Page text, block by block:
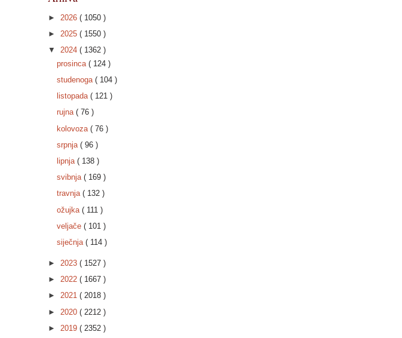
► 2026 ( 1050 )
► 2025 ( 1550 )
▼ 2024 ( 1362 )
prosinca ( 124 )
studenoga ( 104 )
listopada ( 121 )
rujna ( 76 )
kolovoza ( 76 )
srpnja ( 96 )
lipnja ( 138 )
svibnja ( 169 )
travnja ( 132 )
ožujka ( 111 )
veljače ( 101 )
siječnja ( 114 )
► 2023 ( 1527 )
► 2022 ( 1667 )
► 2021 ( 2018 )
► 2020 ( 2212 )
► 2019 ( 2352 )